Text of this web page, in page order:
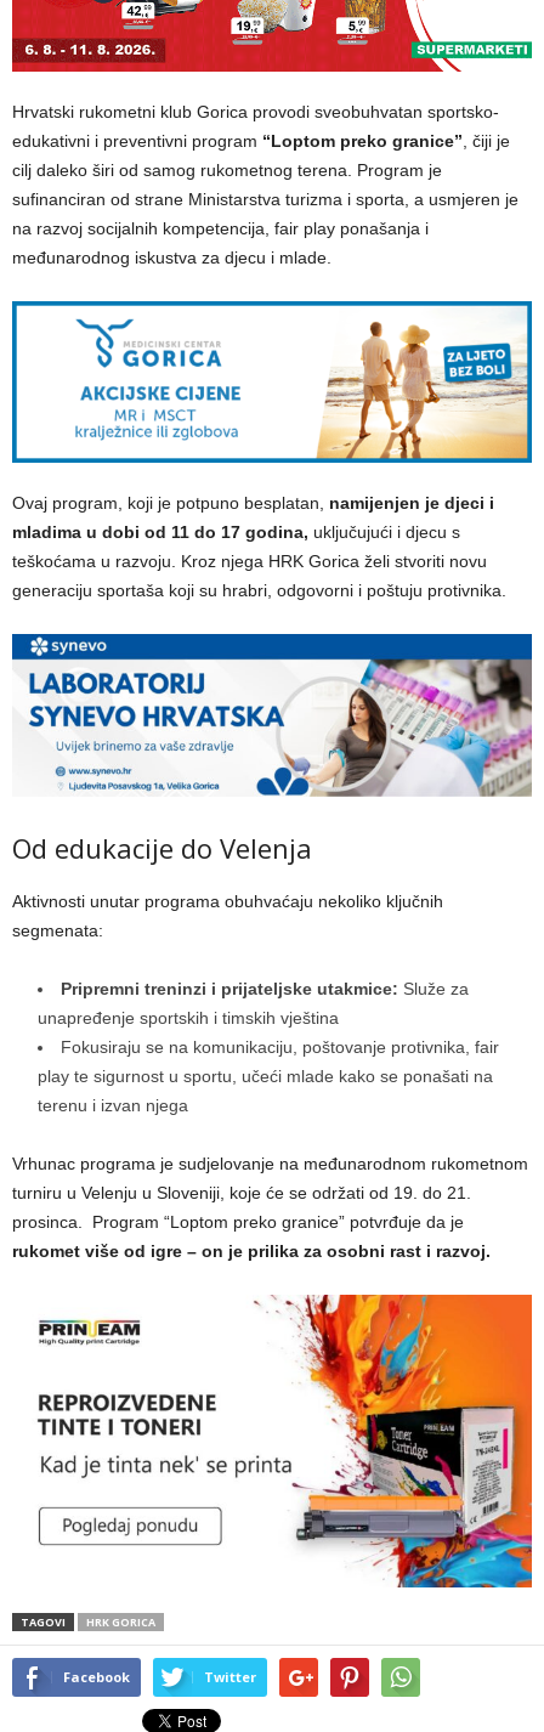
Hrvatski rukometni klub Gorica provodi sveobuhvatan sportsko-
edukativni i preventivni program “Loptom preko granice” , čiji je
cilj daleko širi od samog rukometnog terena. Program je
sufinanciran od strane Ministarstva turizma i sporta, a usmjeren je
na razvoj socijalnih kompetencija, fair play ponašanja i
međunarodnog iskustva za djecu i mlade.
Ovaj program, koji je potpuno besplatan, namijenjen je djeci i
mladima u dobi od 11 do 17 godina, uključujući i djecu s
teškoćama u razvoju. Kroz njega HRK Gorica želi stvoriti novu
generaciju sportaša koji su hrabri, odgovorni i poštuju protivnika.
Od edukacije do Velenja
Aktivnosti unutar programa obuhvaćaju nekoliko ključnih
segmenata:
Pripremni treninzi i prijateljske utakmice: Služe za
unapređenje sportskih i timskih vještina
Fokusiraju se na komunikaciju, poštovanje protivnika, fair
play te sigurnost u sportu, učeći mlade kako se ponašati na
terenu i izvan njega
Vrhunac programa je sudjelovanje na međunarodnom rukometnom
turniru u Velenju u Sloveniji, koje će se održati od 19. do 21.
prosinca. Program “Loptom preko granice” potvrđuje da je
rukomet više od igre – on je prilika za osobni rast i razvoj.
TAGOVI HRK GORICA
Facebook Twitter